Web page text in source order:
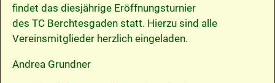
findet das diesjährige Eröffnungsturnier
des TC Berchtesgaden statt. Hierzu sind alle
Vereinsmitglieder herzlich eingeladen.
Andrea Grundner